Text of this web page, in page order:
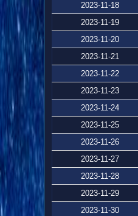
2023-11-18
2023-11-19
2023-11-20
2023-11-21
2023-11-22
2023-11-23
2023-11-24
2023-11-25
2023-11-26
2023-11-27
2023-11-28
2023-11-29
2023-11-30